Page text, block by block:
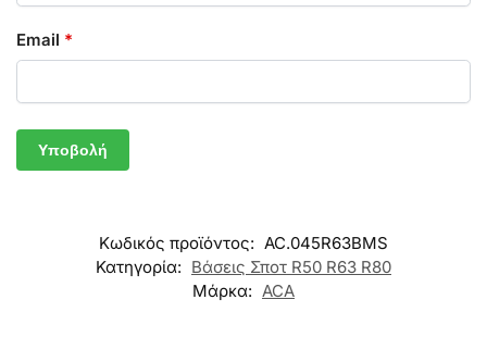
Email *
Κωδικός προϊόντος: AC.045R63BMS
Κατηγορία: Βάσεις Σποτ R50 R63 R80
Μάρκα: ACA